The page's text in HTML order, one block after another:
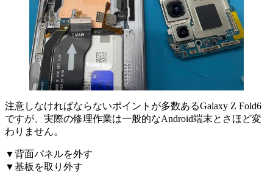
注意しなければならないポイントが多数あるGalaxy Z Fold6
ですが、実際の修理作業は一般的なAndroid端末とさほど変
わりません。
▼背面パネルを外す
▼基板を取り外す